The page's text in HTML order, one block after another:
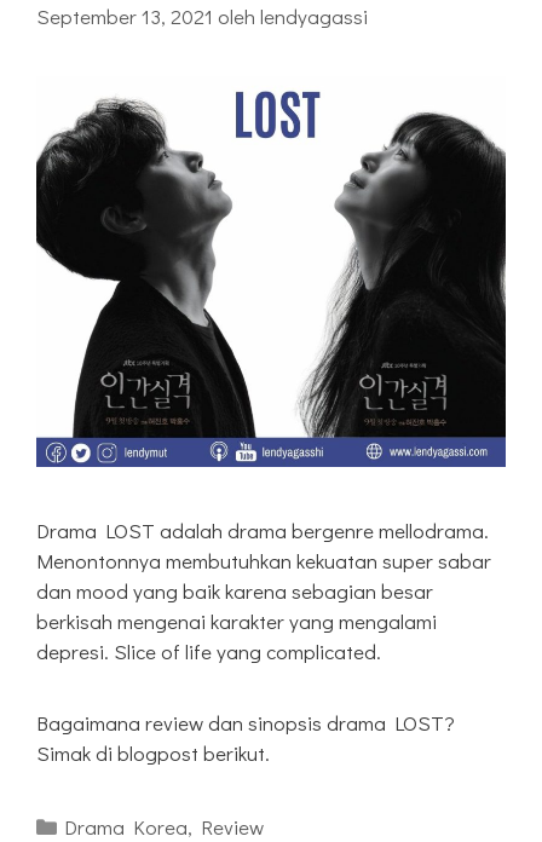
September 13, 2021 oleh lendyagassi
Drama LOST adalah drama bergenre mellodrama.
Menontonnya membutuhkan kekuatan super sabar
dan mood yang baik karena sebagian besar
berkisah mengenai karakter yang mengalami
depresi. Slice of life yang complicated.
Bagaimana review dan sinopsis drama LOST?
Simak di blogpost berikut.
Kategori
Drama Korea, Review